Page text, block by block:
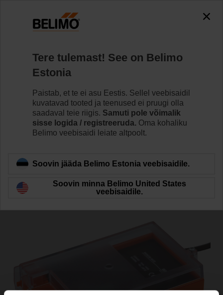
accessing the absolute URL
"https://www.belimo.com/ee/et_EE/~mgnlArea=cookies~".
https://www.belimo.com/ee/et_EE/~mgnlArea=cookies~
BKN230-MOD
Tere tulemast! See on Belimo
Estonia
Paistab, et te ei asu Eestis. Sellel veebisaidil
kuvatavad tooted ja teenused ei pruugi olla
saadaval teie riigis. Samuti pole võimalik
sisse logida / registreeruda. Oma kohaliku
Belimo veebisaidi leiate altpoolt.
Soovin jääda Belimo Estonia veebisaidile.
Soovin minna Belimo United States
veebisaidile.